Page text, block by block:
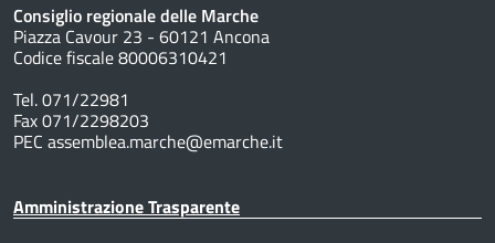
Consiglio regionale delle Marche
Piazza Cavour 23 - 60121 Ancona
Codice fiscale 80006310421
Tel. 071/22981
Fax 071/2298203
PEC assemblea.marche@emarche.it
Amministrazione Trasparente